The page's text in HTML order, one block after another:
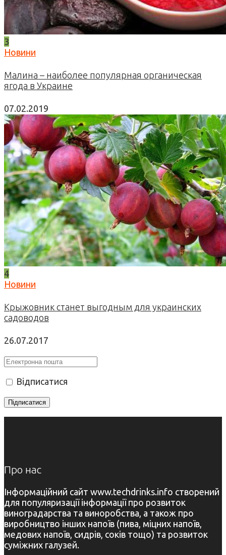
3
Новини
Малина – наиболее популярная органическая
ягода в Украине
07.02.2019
4
Новини
Крыжовник станет выгодным для украинских
садоводов
26.07.2017
Відписатися
Про нас
Інформаційний сайт www.techdrinks.info створений
для популяризації інформації про розвиток
виноградарства та виноробства, а також про
виробництво інших напоїв (пива, міцних напоїв,
медових напоїв, сидрів, соків тощо) та розвиток
суміжних галузей.